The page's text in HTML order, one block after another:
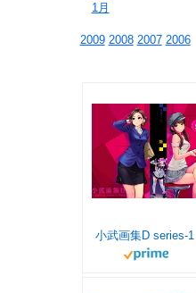
1月
2009 2008 2007 2006
小武画集D series-1